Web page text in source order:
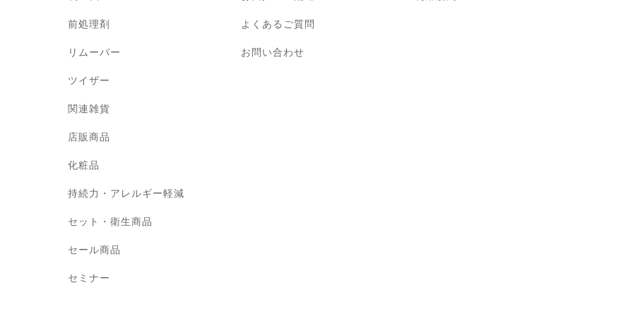
前処理剤
リムーバー
ツイザー
関連雑貨
店販商品
化粧品
持続力・アレルギー軽減
セット・衛生商品
セール商品
セミナー
よくあるご質問
お問い合わせ